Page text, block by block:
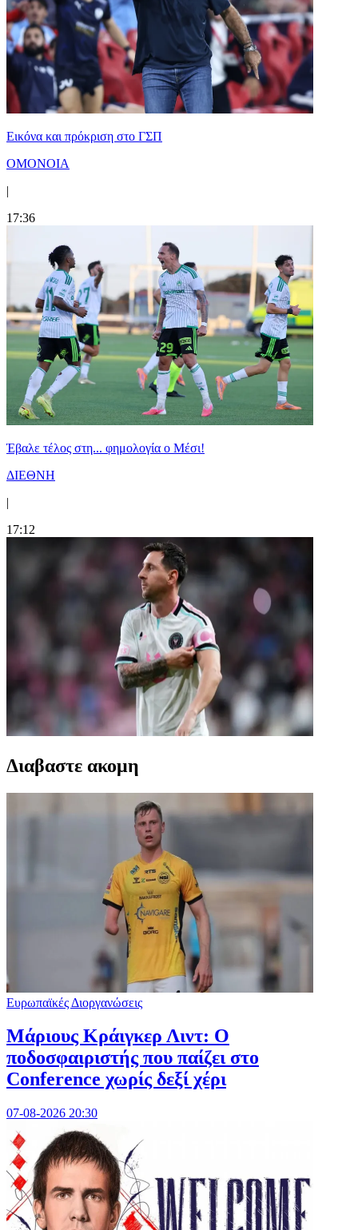
Εικόνα και πρόκριση στο ΓΣΠ
ΟΜΟΝΟΙΑ
|
17:36
Έβαλε τέλος στη... φημολογία o Μέσι!
ΔΙΕΘΝΗ
|
17:12
Διαβαστε ακομη
Ευρωπαϊκές Διοργανώσεις
Μάριους Κράιγκερ Λιντ: Ο
ποδοσφαιριστής που παίζει στο
Conference χωρίς δεξί χέρι
07-08-2026 20:30